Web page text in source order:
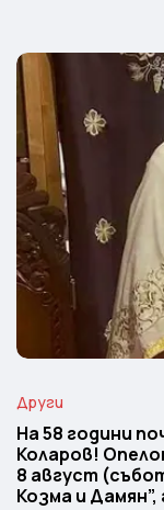
Други
На 58 години
Коларов!
8 август
Козма и Дамян”,